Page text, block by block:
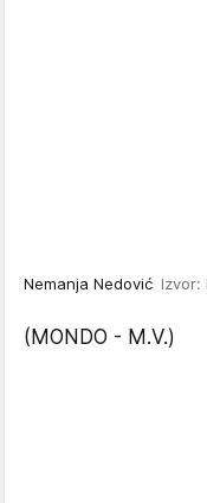
Nemanja Nedović Izvor:
(MONDO - M.V.)